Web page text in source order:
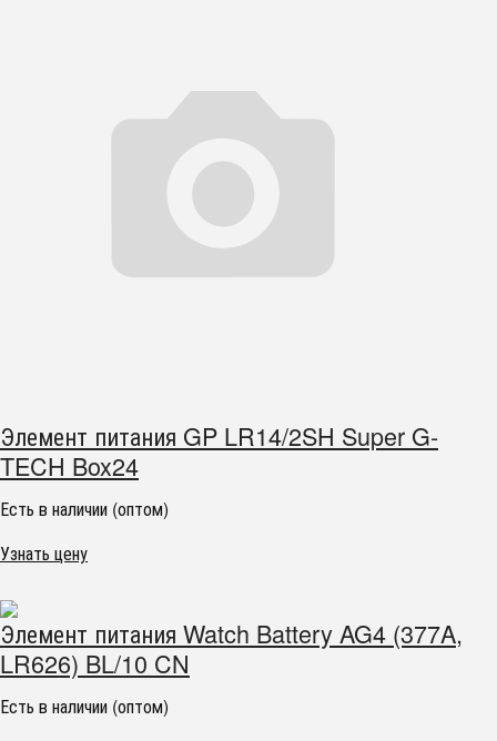
Элемент питания GP LR14/2SH Super G-
TECH Box24
Есть в наличии (оптом)
Узнать цену
Элемент питания Watch Battery AG4 (377A,
LR626) BL/10 CN
Есть в наличии (оптом)